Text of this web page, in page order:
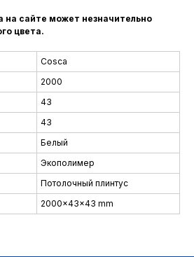
на сайте может незначительно
цвета.
Coscа
2000
43
43
Белый
Экополимер
Потолочный плинтус
2000x43x43 mm